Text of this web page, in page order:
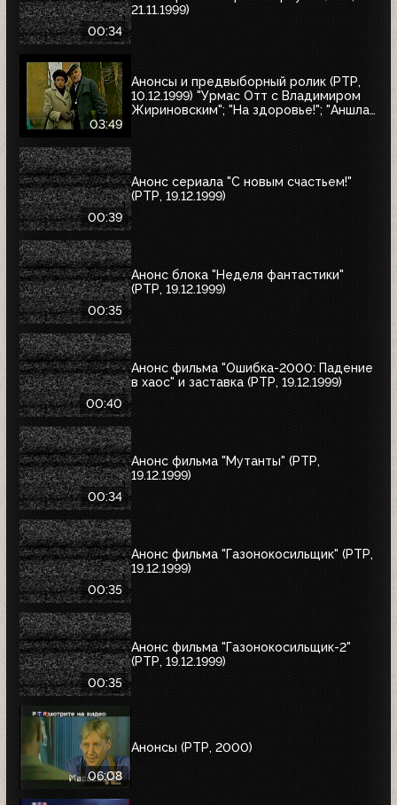
00:34
21.11.1999)
03:49
Анонсы и предвыборный ролик (РТР,
10.12.1999) "Урмас Отт с Владимиром
Жириновским"; "На здоровье!"; "Аншлаг.
00:39
Анонс сериала "С новым счастьем!"
(РТР, 19.12.1999)
00:35
Анонс блока "Неделя фантастики"
(РТР, 19.12.1999)
00:40
Анонс фильма "Ошибка-2000: Падение
в хаос" и заставка (РТР, 19.12.1999)
00:34
Анонс фильма "Мутанты" (РТР,
19.12.1999)
00:35
Анонс фильма "Газонокосильщик" (РТР,
19.12.1999)
00:35
Анонс фильма "Газонокосильщик-2"
(РТР, 19.12.1999)
06:08
Анонсы (РТР, 2000)